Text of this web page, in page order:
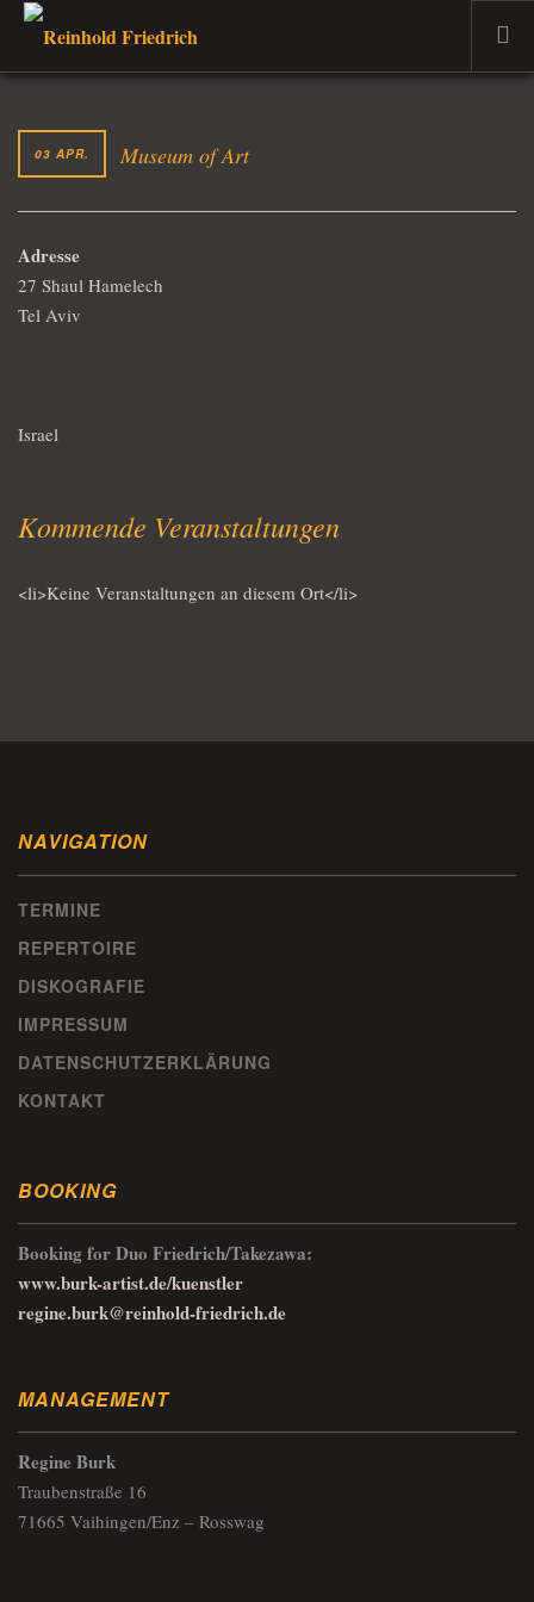
DER MUSIKER
DER DOZENT
03 APR. Museum of Art
Adresse
27 Shaul Hamelech
Tel Aviv
Israel
Kommende Veranstaltungen
<li>Keine Veranstaltungen an diesem Ort</li>
NAVIGATION
TERMINE
REPERTOIRE
DISKOGRAFIE
IMPRESSUM
DATENSCHUTZERKLÄRUNG
KONTAKT
BOOKING
Booking for Duo Friedrich/Takezawa:
www.burk-artist.de/kuenstler
regine.burk@reinhold-friedrich.de
MANAGEMENT
Regine Burk
Traubenstraße 16
71665 Vaihingen/Enz – Rosswag